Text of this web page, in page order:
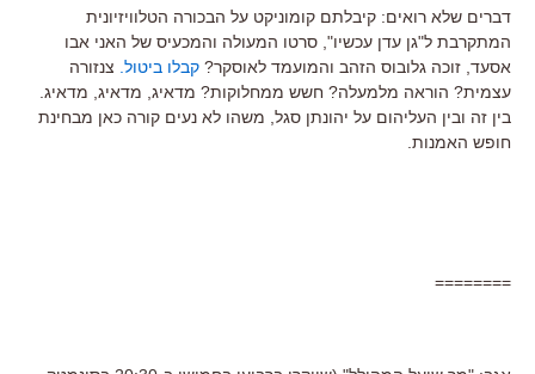
דברים שלא רואים: קיבלתם קומוניקט על הבכורה הטלוויזיונית
המתקרבת ל"גן עדן עכשיו", סרטו המעולה והמכעיס של האני אבו
אסעד, זוכה גלובוס הזהב והמועמד לאוסקר? קבלו ביטול. צנזורה
עצמית? הוראה מלמעלה? חשש ממחלוקות? מדאיג, מדאיג, מדאיג.
בין זה ובין העליהום על יהונתן סגל, משהו לא נעים קורה כאן מבחינת
חופש האמנות.
========